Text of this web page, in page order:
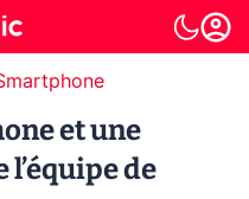
et une
de